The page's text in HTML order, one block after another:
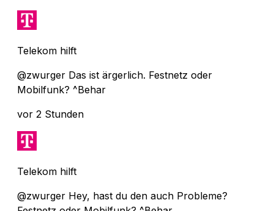
Telekom hilft
@zwurger Das ist ärgerlich. Festnetz oder
Mobilfunk? ^Behar
vor 2 Stunden
Telekom hilft
@zwurger Hey, hast du den auch Probleme?